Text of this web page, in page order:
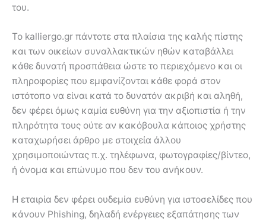
του.
Το kalliergo.gr πάντοτε στα πλαίσια της καλής πίστης
και των οικείων συναλλακτικών ηθών καταβάλλει
κάθε δυνατή προσπάθεια ώστε το περιεχόμενο και οι
πληροφορίες που εμφανίζονται κάθε φορά στον
ιστότοπο να είναι κατά το δυνατόν ακριβή και αληθή,
δεν φέρει όμως καμία ευθύνη για την αξιοπιστία ή την
πληρότητα τους ούτε αν κακόβουλα κάποιος χρήστης
καταχωρήσει άρθρο με στοιχεία άλλου
χρησιμοποιώντας π.χ. τηλέφωνα, φωτογραφίες/βίντεο,
ή όνομα και επώνυμο που δεν του ανήκουν.
Η εταιρία δεν φέρει ουδεμία ευθύνη για ιστοσελίδες που
κάνουν Phishing, δηλαδή ενέργειες εξαπάτησης των